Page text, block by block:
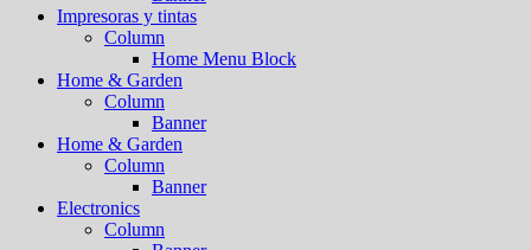
Impresoras y tintas
Column
Home Menu Block
Home & Garden
Column
Banner
Home & Garden
Column
Banner
Electronics
Column